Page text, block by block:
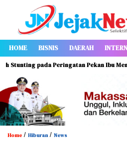
HOME BISNIS DAERAH
pada Peringatan Pekan Ibu
Home / Hiburan / News